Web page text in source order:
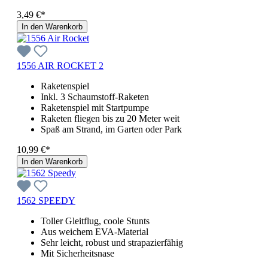
3,49 €*
In den Warenkorb
1556 AIR ROCKET 2
Raketenspiel
Inkl. 3 Schaumstoff-Raketen
Raketenspiel mit Startpumpe
Raketen fliegen bis zu 20 Meter weit
Spaß am Strand, im Garten oder Park
10,99 €*
In den Warenkorb
1562 SPEEDY
Toller Gleitflug, coole Stunts
Aus weichem EVA-Material
Sehr leicht, robust und strapazierfähig
Mit Sicherheitsnase